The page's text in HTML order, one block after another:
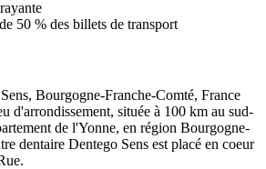
50 % des billets de transport
Bourgogne-Franche-Comté, France
d'arrondissement, située à 100 km au sud-
de l'Yonne, en région Bourgogne-
dentaire Dentego Sens est placé en coeur